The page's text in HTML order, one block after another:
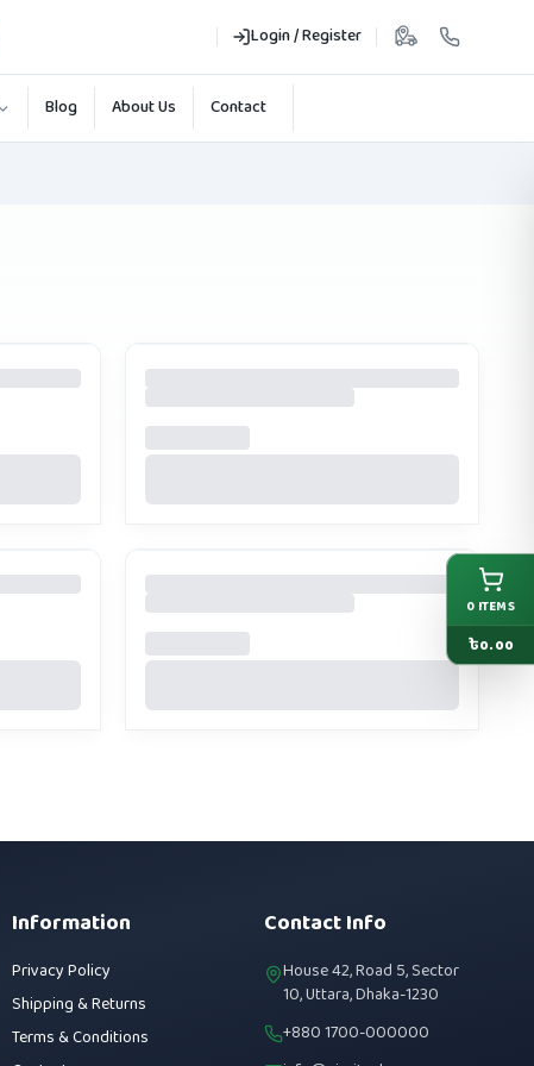
Login / Register
Blog About Us Contact
Information
Privacy Policy
Shipping & Returns
Terms & Conditions
Contact Info
House 42, Road 5, Sector
10, Uttara, Dhaka-1230
+880 1700-000000
0 ITEMS
৳0.00